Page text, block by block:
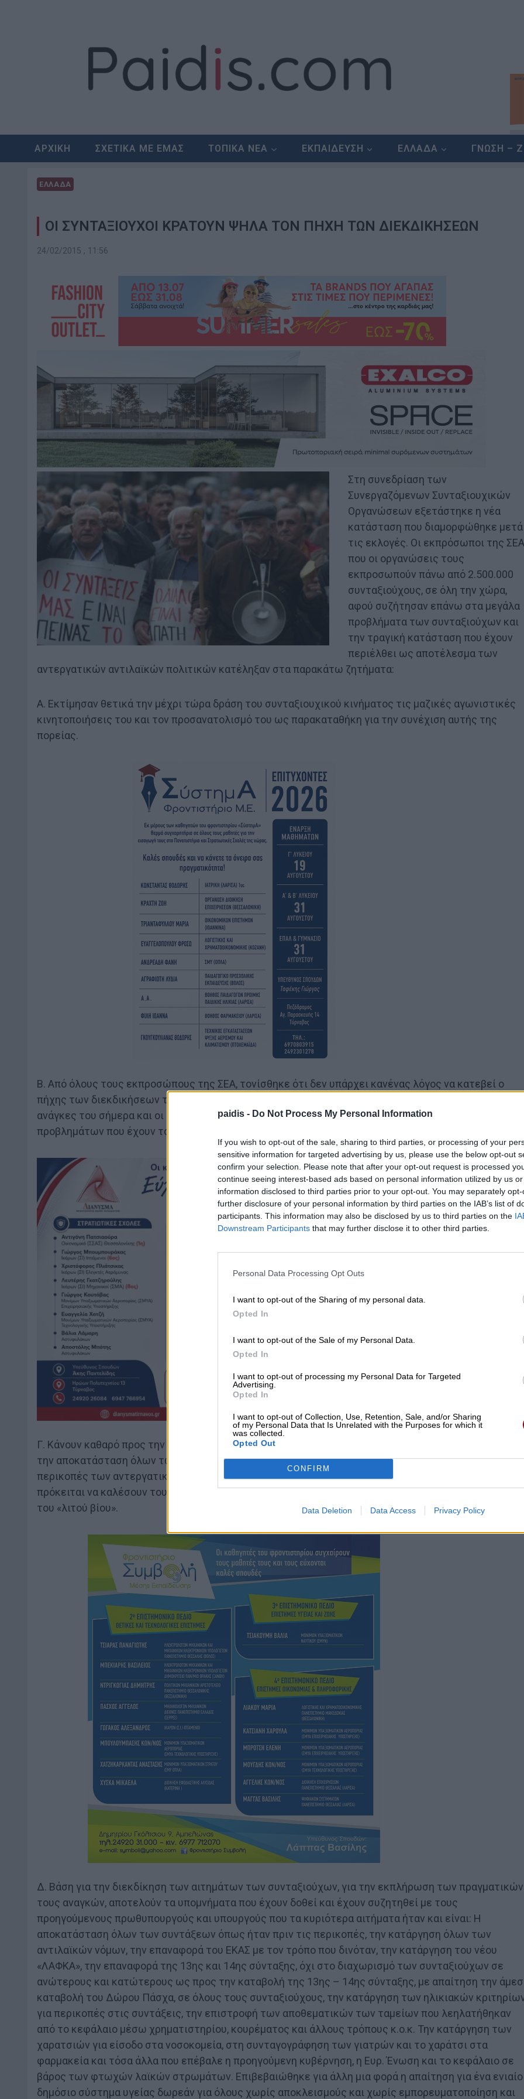
paidis - Do Not Process My Personal Information
If you wish to opt-out of the sale, sharing to third parties, or processing of your
sensitive information for targeted advertising by us, please use the below opt-out
confirm your selection. Please note that after your opt-out request is processed
continue seeing interest-based ads based on personal information utilized by us
information disclosed to third parties prior to your opt-out. You may separately
further disclosure of your personal information by third parties on the IAB’s list of
participants. This information may also be disclosed by us to third parties on the
Downstream Participants that may further disclose it to other third parties.
Personal Data Processing Opt Outs
I want to opt-out of the Sharing of my personal data.
Opted In
I want to opt-out of the Sale of my Personal Data.
Opted In
I want to opt-out of processing my Personal Data for Targeted
Advertising.
Opted In
I want to opt-out of Collection, Use, Retention, Sale, and/or Sharing
of my Personal Data that Is Unrelated with the Purposes for which it
was collected.
Opted Out
CONFIRM
Data Deletion Data Access Privacy Policy
ΑΡΧΙΚΗ ΣΧΕΤΙΚΑ ΜΕ ΕΜΑΣ ΤΟΠΙΚΑ ΝΕΑ ΕΚΠΑΙΔΕΥΣΗ ΕΛΛΑΔΑ ΓΝΩΣΗ –
ΕΛΛΑΔΑ
ΟΙ ΣΥΝΤΑΞΙΟΥΧΟΙ ΚΡΑΤΟΥΝ ΨΗΛΑ ΤΟΝ ΠΗΧΗ ΤΩΝ ΔΙΕΚΔΙΚΗΣΕΩΝ
24/02/2015 , 11:56
Στη συνεδρίαση των
Συνεργαζόμενων Συνταξιουχικών
Οργανώσεων εξετάστηκε η νέα
κατάσταση που διαμορφώθηκε μετά
τις εκλογές. Οι εκπρόσωποι της ΣΕΑ
που οι οργανώσεις τους
εκπροσωπούν πάνω από 2.500.000
συνταξιούχους, σε όλη την χώρα,
αφού συζήτησαν επάνω στα μεγάλα
προβλήματα των συνταξιούχων και
την τραγική κατάσταση που έχουν
περιέλθει ως αποτέλεσμα των
αντεργατικών αντιλαϊκών πολιτικών κατέληξαν στα παρακάτω ζητήματα:
Α. Εκτίμησαν θετικά την μέχρι τώρα δράση του συνταξιουχικού κινήματος τις μαζικές αγωνιστικές
κινητοποιήσεις του και τον προσανατολισμό του ως παρακαταθήκη για την συνέχιση αυτής της
πορείας.
Β. Από όλους τους εκπροσώπους της ΣΕΑ, τονίσθηκε ότι δεν υπάρχει κανένας λόγος να κατεβεί ο
πήχης των διεκδικήσεων του συνταξιουχικού κινήματος, αλλά αντίθετα αυτός να άνεβει με βάση τις
ανάγκες του σήμερα και οι συντξιούχοι να δυναμώσουν τον αγώνα τους για την λύση των μεγάλων
προβλημάτων που έχουν τσακίσει την ζωή τους.
Γ. Κάνουν καθαρό προς την κυβέρνηση ότι οι συνταξιούχοι δεν θα ζήσουν με ψίχουλα, αλλά
την αποκατάσταση όλων των απωλειών σε όλα τους τα δικαιώματα από τις αντισυνταξιουχικές
περικοπές των αντεργατικών νόμων που ψηφίσθηκαν. Κάνουν επίσης καθαρό ακόμα, ότι δεν
πρόκειται να καλέσουν τους συνταξιούχους να υποταχθούν στο «ότι έγινε – έγινε», ούτε στα
του «λιτού βίου».
Δ. Βάση για την διεκδίκηση των αιτημάτων των συνταξιούχων, για την εκπλήρωση των πραγματικών
τους αναγκών, αποτελούν τα υπομνήματα που έχουν δοθεί και έχουν συζητηθεί με τους
προηγούμενους πρωθυπουργούς και υπουργούς που τα κυριότερα αιτήματα ήταν και είναι: Η
αποκατάσταση όλων των συντάξεων όπως ήταν πριν τις περικοπές, την κατάργηση όλων των
αντιλαϊκών νόμων, την επαναφορά του ΕΚΑΣ με τον τρόπο που δινόταν, την κατάργηση του νέου
«ΛΑΦΚΑ», την επαναφορά της 13ης και 14ης σύνταξης, όχι στο διαχωρισμό των συνταξιούχων σε
ανώτερους και κατώτερους ως προς την καταβολή της 13ης – 14ης σύνταξης, με απαίτηση την
καταβολή του Δώρου Πάσχα, σε όλους τους συνταξιούχους, την κατάργηση των ηλικιακών
για περικοπές στις συντάξεις, την επιστροφή των αποθεματικών των ταμείων που λεηλατήθηκαν
από το κεφάλαιο μέσω χρηματιστηρίου, κουρέματος και άλλους τρόπους κ.ο.κ. Την κατάργηση των
χαρατσιών για είσοδο στα νοσοκομεία, στη συνταγογράφηση των γιατρών και το χαράτσι στα
φαρμακεία και τόσα άλλα που επέβαλε η προηγούμενη κυβέρνηση, η Ευρ. Ένωση και το κεφάλαιο σε
βάρος των φτωχών λαϊκών στρωμάτων. Επιβεβαιώθηκε για άλλη μια φορά η απαίτηση για ένα ενιαίο
δημόσιο σύστημα υγείας δωρεάν για όλους χωρίς αποκλεισμούς και χωρίς εμπορευματοποίηση και